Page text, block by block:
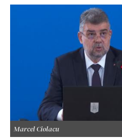
Marcel Ciolacu